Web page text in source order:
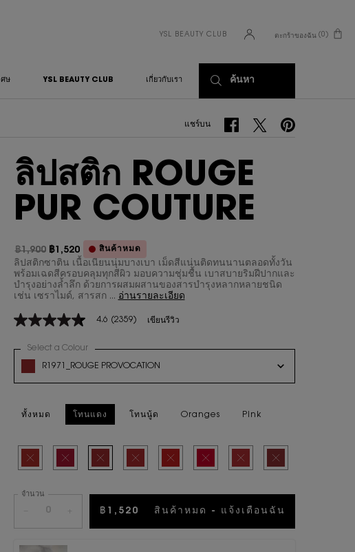
YSL BEAUTY CLUB ตะกร้าของฉัน 0
0 PRODUCT IN CART
ศษ YSL BEAUTY CLUB เกี่ยวกับเรา ค้นหา
แชร์บน แชร์บน Facebook
แชร์บน Twitterแชร์บน Pinterest
ลิปสติก ROUGE
PUR COUTURE
ราคาเก่า
฿1,900
ราคาใหม่
฿1,520 สินค้าหมด
ลิปสติกซาติน เนื้อเนียนนุ่มบางเบา เม็ดสีแน่นติดทนนานตลอดทั้งวัน
พร้อมเฉดสีครอบคลุมทุกสีผิว มอบความชุ่มชื้น เบาสบายริมฝีปากและ
บำรุงอย่างล้ำลึก ด้วยการผสมผสานของสารบำรุงหลากหลายชนิด
เช่น เซราไมด์, สารสก ... อ่านรายละเอียด
4.6
5
ดาว
2359
หน้า
เดียวกัน
4.6 (2359) เขียนรีวิว
R1971_ROUGE PROVOCATION
สินค้าหมดแล้วค่ะ R1971_ROUGE PROVOCATION
Select a Colourfor ลิปสติก ROUGE PUR COUTURE
ทั้งหมด โทนแดง โทนนู้ด Oranges Pink
Selected
สินค้าหมดแล้วค่ะ
Selected
สินค้าหมดแล้วค่ะ
Selected
สินค้าหมดแล้วค่ะ
Selected
สินค้าหมดแล้วค่ะ
Selected
สินค้าหมดแล้วค่ะ
Selected
สินค้าหมดแล้วค่ะ
Selected
สินค้าหมดแล้วค่ะ
Selected
สินค้าหมดแล้วค่ะ
จำนวน
+ ฿1,520 สินค้าหมด - แจ้งเตือนฉัน